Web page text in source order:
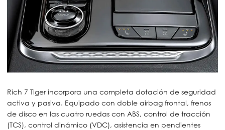
Rich 7 Tiger incorpora una completa dotación de seguridad
activa y pasiva. Equipado con doble airbag frontal, frenos
de disco en las cuatro ruedas con ABS, control de tracción
(TCS), control dinámico (VDC), asistencia en pendientes